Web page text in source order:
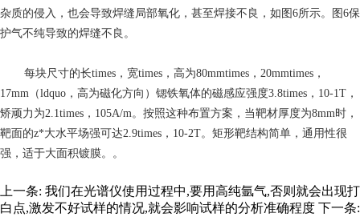
杂质的侵入，也会导致焊缝局部氧化，甚至焊接不良，如图6所示。图6保
护气不纯导致的焊缝不良。
每块尺寸的长times，宽times，高为80mmtimes，20mmtimes，
17mm（ldquo，高为磁化方向）锶铁氧体的磁感应强度3.8times，10-1T，
矫顽力为2.1times，105A/m。按照这种布置方案，当靶材厚度为8mm时，
靶面的z*大水平场强可达2.9times，10-2T。矩形靶结构简单，通用性很
强，适于大面积镀膜。。
上一条: 我们在光谱仪使用过程中,要用高纯氩气,否则就会出现打
白点,激发不好试样的情况,就会影响试样的分析准确程度 下一条: